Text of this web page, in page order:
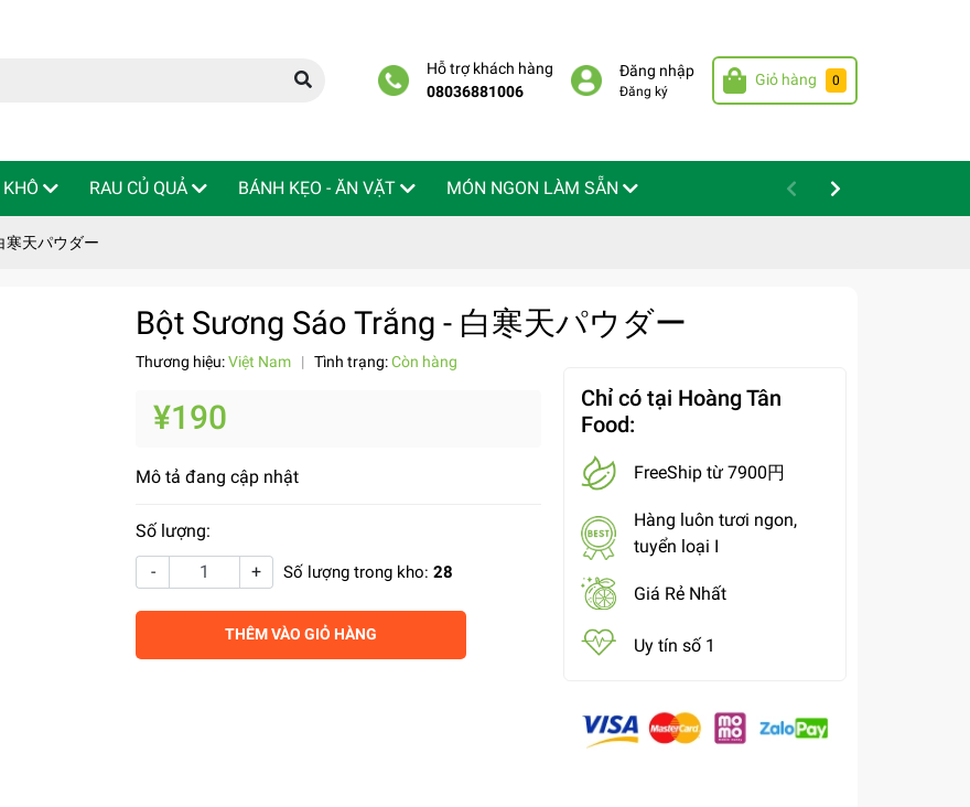
Hỗ trợ khách hàng
08036881006
Đăng nhập
Đăng ký
Giỏ hàng 0
RAU CỦ QUẢ BÁNH KẸO - ĂN VẶT MÓN NGON LÀM SẴN
寒天パウダー
Bột Sương Sáo Trắng - 白寒天パウダー
Thương hiệu:Việt Nam | Tình trạng:Còn hàng
¥190
Mô tả đang cập nhật
Số lượng:
-
+ Số lượng trong kho: 28
THÊM VÀO GIỎ HÀNG
Chỉ có tại Hoàng Tân
Food:
FreeShip từ 7900円
Hàng luôn tươi ngon,
tuyển loại I
Giá Rẻ Nhất
Uy tín số 1